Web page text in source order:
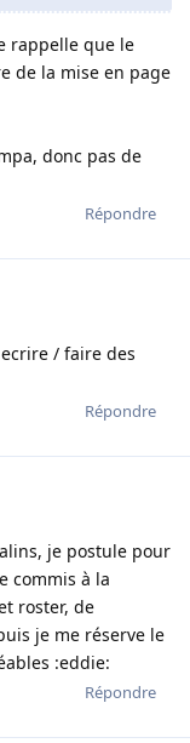
rappelle que le
de la mise en page
donc pas de
Répondre
/ faire des
Répondre
je postule pour
commis à la
roster, de
je me réserve le
:eddie:
Répondre